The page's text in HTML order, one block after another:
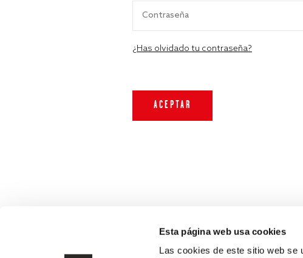
Esta página web usa cookies
Las cookies de este sitio web se
¿Has olvidado tu contraseña?